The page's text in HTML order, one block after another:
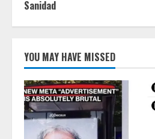
Sanidad
YOU MAY HAVE MISSED